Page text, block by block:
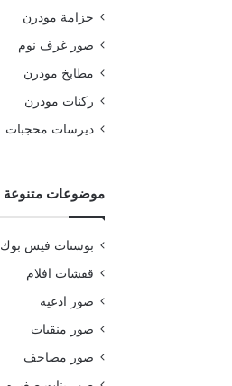
جزامة مودرن
صور غرف نوم
مطابخ مودرن
ركنات مودرن
ديرسات محجبات
موضوعات متنوعة
بوستات فيس بوك
قفشات افلام
صور ادعيه
صور منقبات
صور مصاحف